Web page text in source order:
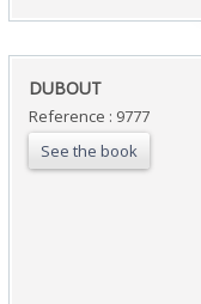
‎DUBOUT ‎
Reference : 9777
See the book